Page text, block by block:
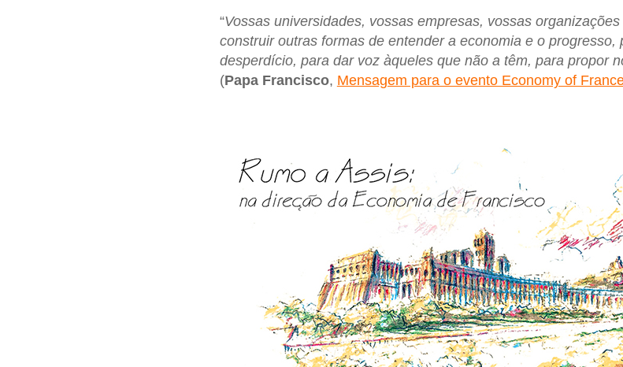
“Vossas universidades, vossas empresas, vossas
construir outras formas de entender a economia e o progresso,
desperdício, para dar voz àqueles que não a têm, para propor
(Papa Francisco, Mensagem para o evento Economy of